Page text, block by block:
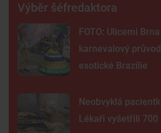
Výběr šéfredaktora
FOTO: Ulicemi
karnevalový
exotické Brazílie
Neobvyklá
Lékaři vyšetřili 700